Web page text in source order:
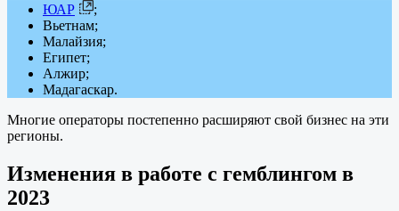
ЮАР
;
Вьетнам;
Малайзия;
Египет;
Алжир;
Мадагаскар.
Многие операторы постепенно расширяют свой бизнес на эти
регионы.
Изменения в работе с гемблингом в
2023